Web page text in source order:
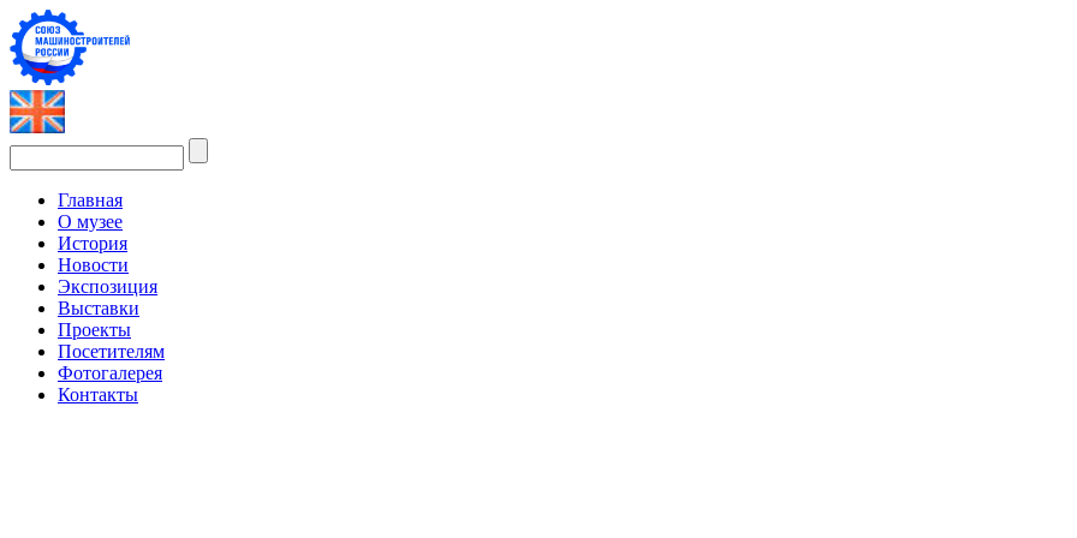
Главная
О музее
История
Новости
Экспозиция
Выставки
Проекты
Посетителям
Фотогалерея
Контакты